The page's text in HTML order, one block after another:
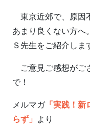
東京近郊で、原因
あまり良くない方へ
Ｓ先生をご紹介しま
ご意見ご感想がご
で！
メルマガ「実践！新
らず」 より